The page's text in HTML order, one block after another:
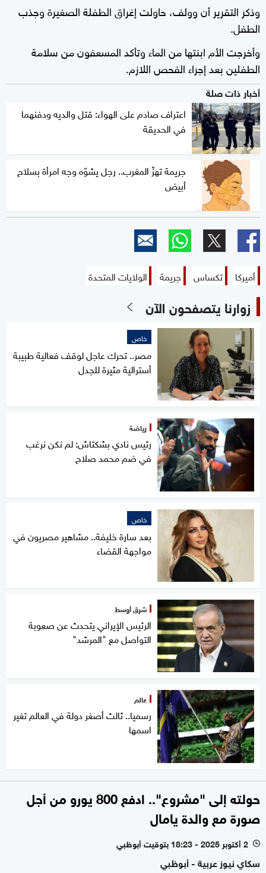
وذكر التقرير أن وولف، حاولت إغراق الطفلة الصغيرة وجذب
الطفل.
وأخرجت الأم ابنتها من الماء وتأكد المسعفون من سلامة
الطفلين بعد إجراء الفحص اللازم.
أخبار ذات صلة
اعتراف صادم على الهواء: قتل والديه ودفنهما
في الحديقة
جريمة تهزّ المغرب.. رجل يشوّه وجه امرأة بسلاح
أبيض
أميركا تكساس جريمة الولايات المتحدة
زوارنا يتصفحون الآن
خاص
مصر.. تحرك عاجل لوقف فعالية طبيبة
أسترالية مثيرة للجدل
رياضة
رئيس نادي بشكتاش: لم نكن نرغب
في ضم محمد صلاح
خاص
بعد سارة خليفة.. مشاهير مصريون في
مواجهة القضاء
شرق أوسط
الرئيس الإيراني يتحدث عن صعوبة
التواصل مع "المرشد"
عالم
رسميا.. ثالث أصغر دولة في العالم تغير
اسمها
حولته إلى "مشروع".. ادفع 800 يورو من أجل
صورة مع والدة يامال
l 2 أكتوبر 2025 - 18:23 بتوقيت أبوظبي
سكاي نيوز عربية - أبوظبي